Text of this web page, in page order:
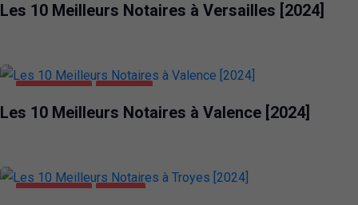
Les 10 Meilleurs Notaires à Versailles [2024]
Les 10 Meilleurs Notaires à Valence [2024]